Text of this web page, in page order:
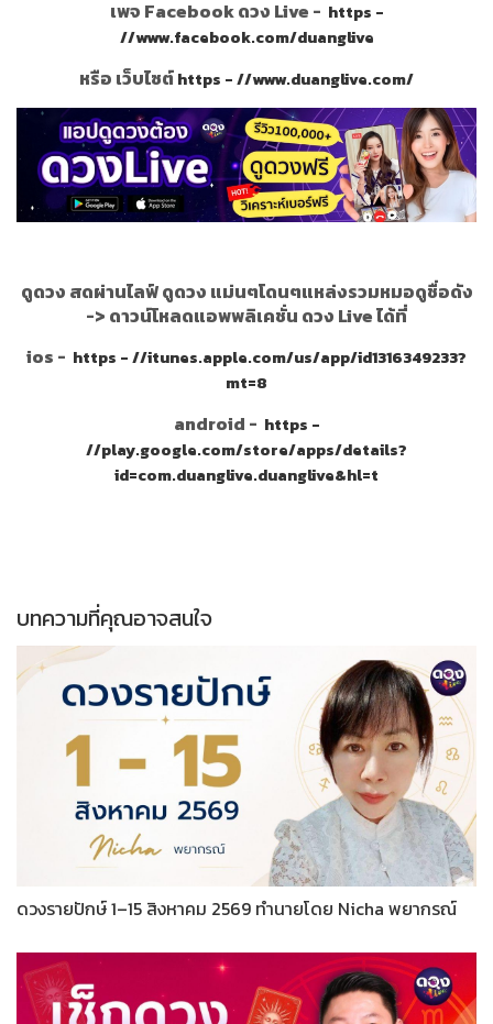
เพจ Facebook ดวง Live - https -
//www.facebook.com/duanglive
หรือ เว็บไซต์https - //www.duanglive.com/
ดูดวง สดผ่านไลฟ์ ดูดวง แม่นๆโดนๆแหล่งรวมหมอดูชื่อดัง
-> ดาวน์โหลดแอพพลิเคชั่น ดวง Live ได้ที่
ios - https - //itunes.apple.com/us/app/id1316349233?
mt=8
android - https -
//play.google.com/store/apps/details?
id=com.duanglive.duanglive&hl=t
บทความที่คุณอาจสนใจ
ดวงรายปักษ์ 1–15 สิงหาคม 2569 ทำนายโดย Nicha พยากรณ์